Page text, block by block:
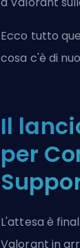
Ecco tutto
cosa c'è di
Il
per
L'attesa è
Valorant in